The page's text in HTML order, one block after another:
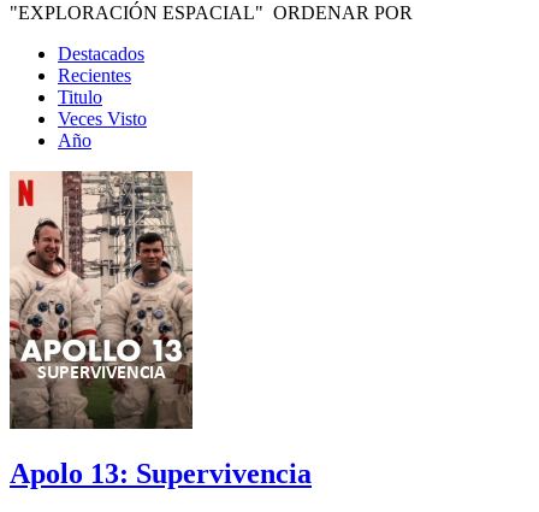
"EXPLORACIÓN ESPACIAL" ORDENAR POR
Destacados
Recientes
Titulo
Veces Visto
Año
Apolo 13: Supervivencia